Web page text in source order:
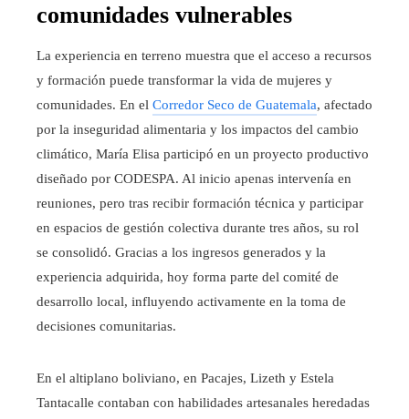
comunidades vulnerables
La experiencia en terreno muestra que el acceso a recursos
y formación puede transformar la vida de mujeres y
comunidades. En el Corredor Seco de Guatemala, afectado
por la inseguridad alimentaria y los impactos del cambio
climático, María Elisa participó en un proyecto productivo
diseñado por CODESPA. Al inicio apenas intervenía en
reuniones, pero tras recibir formación técnica y participar
en espacios de gestión colectiva durante tres años, su rol
se consolidó. Gracias a los ingresos generados y la
experiencia adquirida, hoy forma parte del comité de
desarrollo local, influyendo activamente en la toma de
decisiones comunitarias.
En el altiplano boliviano, en Pacajes, Lizeth y Estela
Tantacalle contaban con habilidades artesanales heredadas